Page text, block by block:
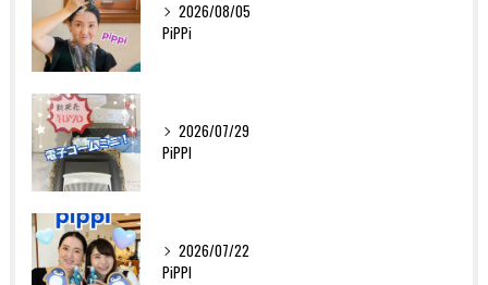
2026/08/05
PiPPi
2026/07/29
PiPPI
2026/07/22
PiPPI